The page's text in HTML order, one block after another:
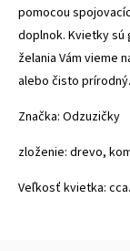
pomocou
doplnok. Kvietky sú
želania Vám vieme
alebo čisto prírodný.
Značka: Odzuzičky
zloženie: drevo,
Veľkosť kvietka: